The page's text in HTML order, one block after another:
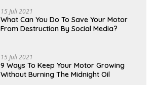
15 Juli 2021
What Can You Do To Save Your Motor
From Destruction By Social Media?
15 Juli 2021
9 Ways To Keep Your Motor Growing
Without Burning The Midnight Oil